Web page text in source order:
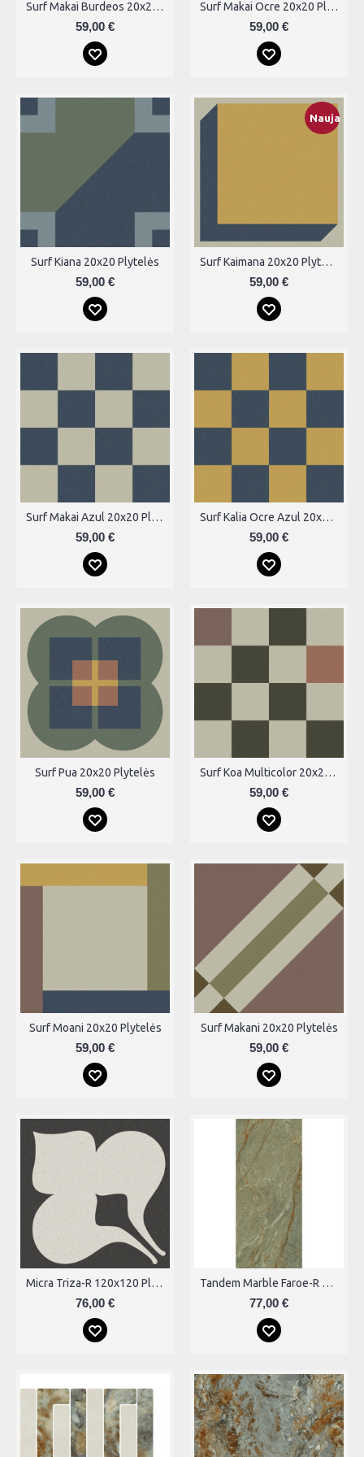
Surf Makai Burdeos 20x20 Plytelės
59,00 €
Surf Makai Ocre 20x20 Plytelės
59,00 €
Surf Kiana 20x20 Plytelės
59,00 €
Nauja
Surf Kaimana 20x20 Plytelės
59,00 €
Surf Makai Azul 20x20 Plytelės
59,00 €
Surf Kalia Ocre Azul 20x20 Plytelės
59,00 €
Surf Pua 20x20 Plytelės
59,00 €
Surf Koa Multicolor 20x20 Plytelės
59,00 €
Surf Moani 20x20 Plytelės
59,00 €
Surf Makani 20x20 Plytelės
59,00 €
Micra Triza-R 120x120 Plytelės
76,00 €
Tandem Marble Faroe-R Plytelės
77,00 €